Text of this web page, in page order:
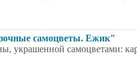
самоцветы. Ежик"
украшенной самоцветами: